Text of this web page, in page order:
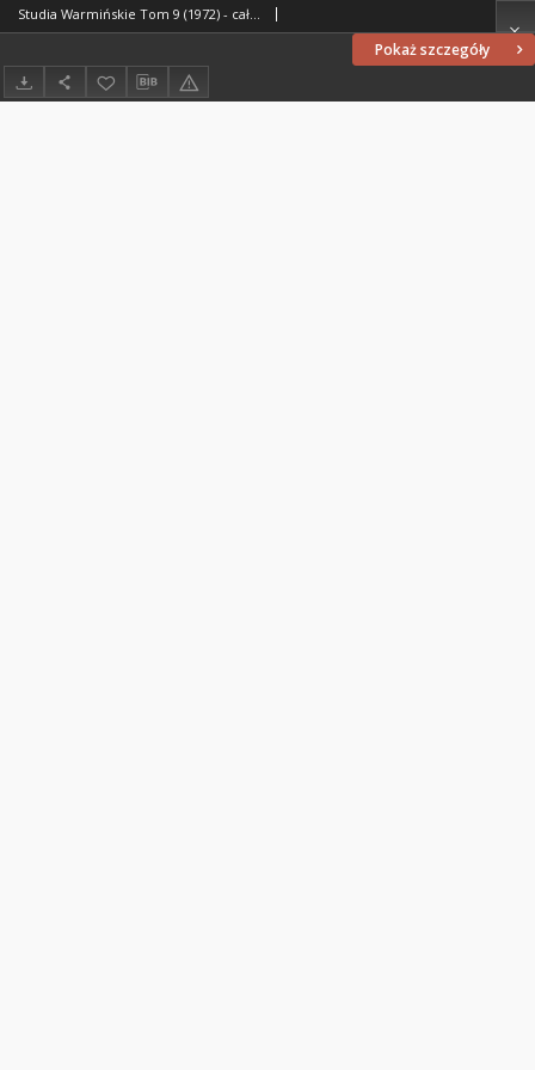
Pokaż szczegóły
Studia Warmińskie Tom 9 (1972) - cały numer